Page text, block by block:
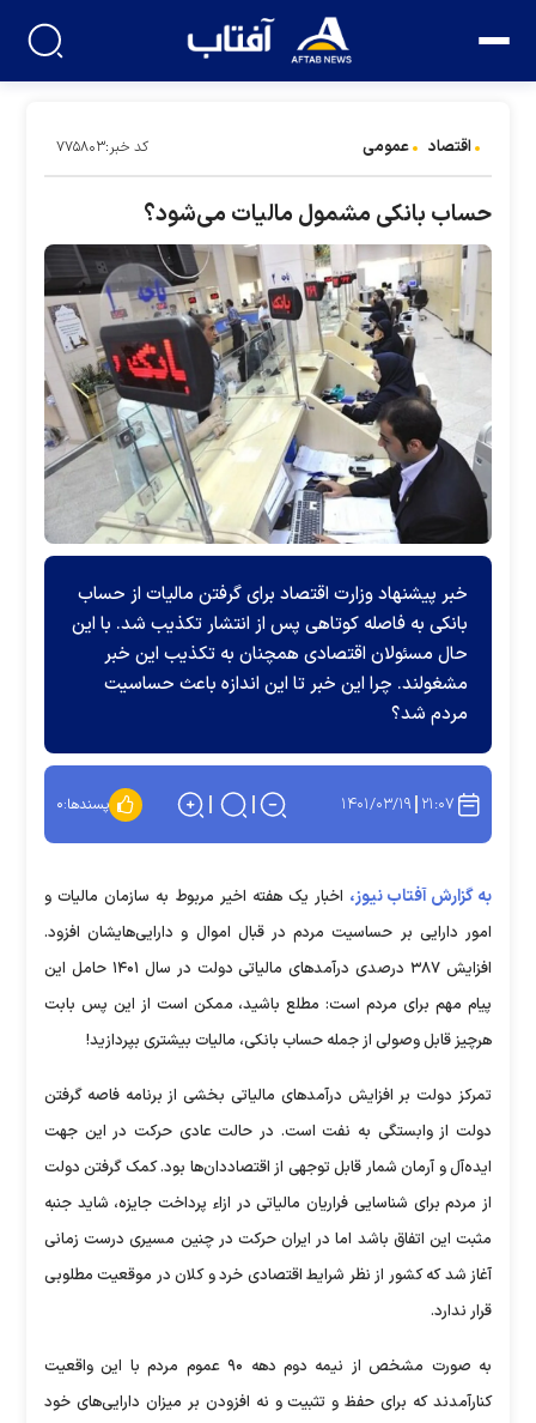
اقتصاد عمومی کد خبر:۷۷۵۸۰۳
حساب بانکی مشمول مالیات می‌شود؟
خبر پیشنهاد وزارت اقتصاد برای گرفتن مالیات از حساب
بانکی به فاصله کوتاهی پس از انتشار تکذیب شد. با این
حال مسئولان اقتصادی همچنان به تکذیب این خبر
مشغولند. چرا این خبر تا این اندازه باعث حساسیت
مردم شد؟
۲۱:۰۷ ۱۴۰۱/۰۳/۱۹ پسندها:۰
به گزارش آفتاب نیوز، اخبار یک هفته اخیر مربوط به سازمان مالیات و
امور دارایی بر حساسیت مردم در قبال اموال و دارایی‌هایشان افزود.
افزایش ۳۸۷ درصدی درآمدهای مالیاتی دولت در سال ۱۴۰۱ حامل این
پیام مهم برای مردم است: مطلع باشید، ممکن است از این پس بابت
هرچیز قابل وصولی از جمله حساب بانکی، مالیات بیشتری بپردازید!
تمرکز دولت بر افزایش درآمدهای مالیاتی بخشی از برنامه فاصه گرفتن
دولت از وابستگی به نفت است. در حالت عادی حرکت در این جهت
ایده‌آل و آرمان شمار قابل توجهی از اقتصاددان‌ها بود. کمک گرفتن دولت
از مردم برای شناسایی فراریان مالیاتی در ازاء پرداخت جایزه، شاید جنبه
مثبت این اتفاق باشد اما در ایران حرکت در چنین مسیری درست زمانی
آغاز شد که کشور از نظر شرایط اقتصادی خرد و کلان در موقعیت مطلوبی
قرار ندارد.
به صورت مشخص از نیمه دوم دهه ۹۰ عموم مردم با این واقعیت
کنارآمدند که برای حفظ و تثبیت و نه افزودن بر میزان دارایی‌های خود